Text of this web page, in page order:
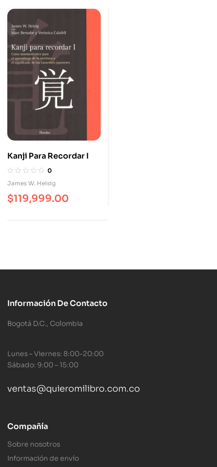
Kanji Para Recordar I
0
James W. Heisig
$119,999.00
Información De Contacto
Bogotá D.C., Colombia
Lunes – Viernes: 8:00-20:00
Sábado: 9:00 – 15:00
ventas@quieromilibro.com.co
Compañía
Sobre nosotros
Información de envío